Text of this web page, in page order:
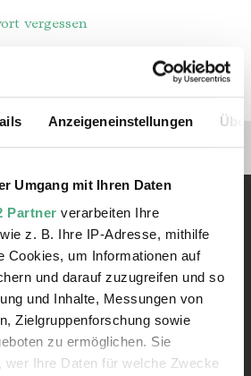
Anzeigeneinstellungen
Umgang mit Ihren Daten
Partner verarbeiten Ihre
z. B. Ihre IP-Adresse, mithilfe
Cookies, um Informationen auf
und darauf zuzugreifen und so
und Inhalte, Messungen von
Zielgruppenforschung sowie
zu ermöglichen. Sie
wer Ihre Daten für welche Zwecke
vergessen